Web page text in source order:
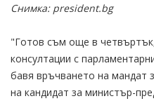
Снимка: president.bg
"Готов съм още в
консултации с
бавя връчването на мандат
на кандидат за министър-